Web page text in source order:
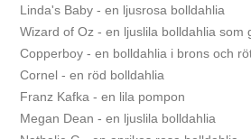
Linda's Baby - en ljusrosa bolldahlia
Wizard of Oz - en ljuslila bolldahlia som
Copperboy - en bolldahlia i brons och
Cornel - en röd bolldahlia
Franz Kafka - en lila pompon
Megan Dean - en ljuslila bolldahlia